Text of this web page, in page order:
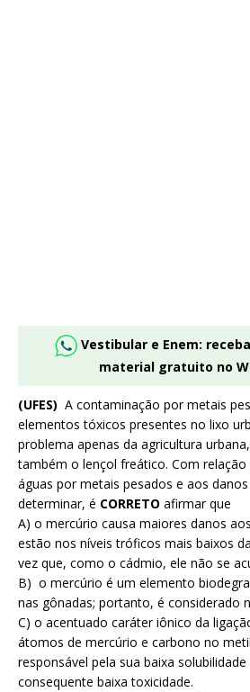
Vestibular e Enem:
material gratuito no
(UFES) A contaminação por metais
elementos tóxicos presentes no lixo
problema apenas da agricultura
também o lençol freático. Com
águas por metais pesados e aos
determinar, é CORRETO afirmar que
A) o mercúrio causa maiores danos
estão nos níveis tróficos mais baixos
vez que, como o cádmio, ele não se
B) o mercúrio é um elemento
nas gônadas; portanto, é considerado
C) o acentuado caráter iônico da
átomos de mercúrio e carbono no
responsável pela sua baixa
consequente baixa toxicidade.